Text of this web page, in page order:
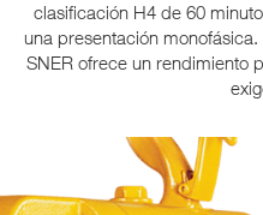
clasificación H4 de 60
una presentación
SNER ofrece un rendimiento